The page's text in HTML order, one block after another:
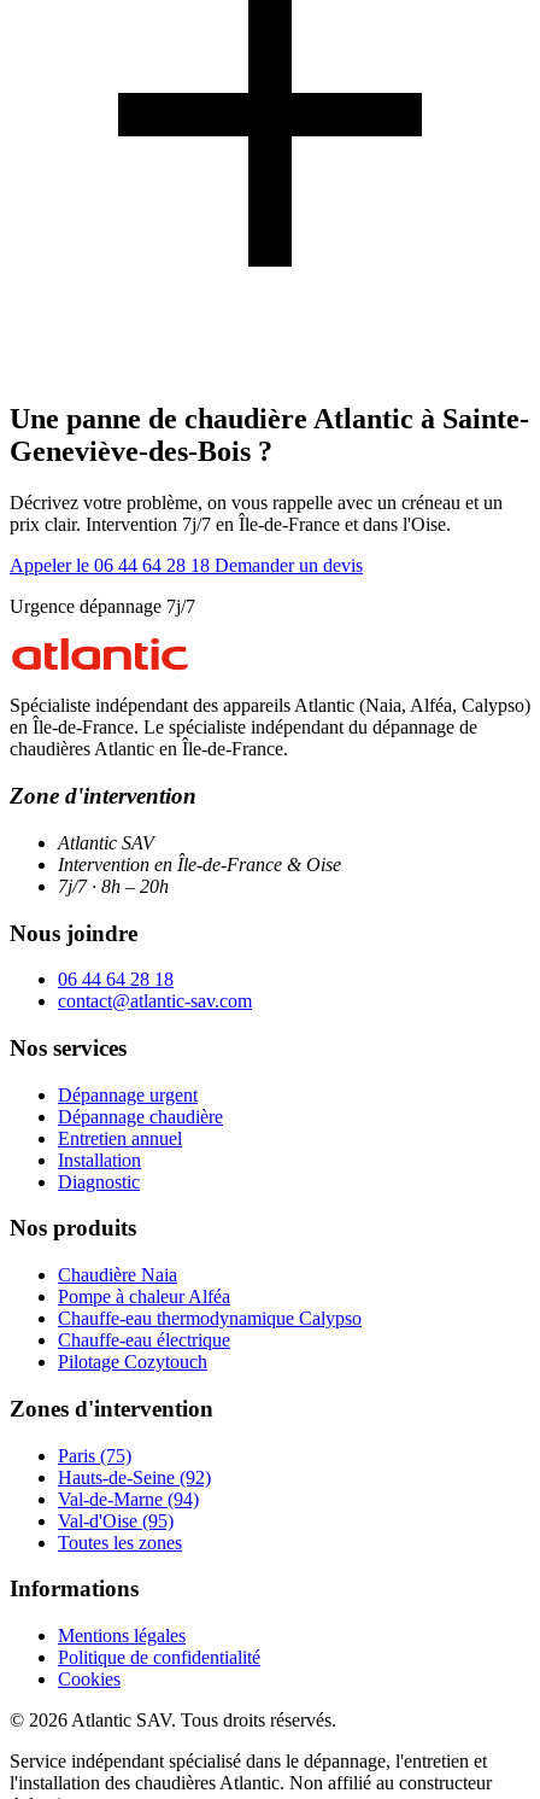
Une panne de chaudière Atlantic à Sainte-
Geneviève-des-Bois ?
Décrivez votre problème, on vous rappelle avec un créneau et un
prix clair. Intervention 7j/7 en Île-de-France et dans l'Oise.
Appeler le 06 44 64 28 18 Demander un devis
Urgence dépannage 7j/7
Spécialiste indépendant des appareils Atlantic (Naia, Alféa, Calypso)
en Île-de-France. Le spécialiste indépendant du dépannage de
chaudières Atlantic en Île-de-France.
Zone d'intervention
Atlantic SAV
Intervention en Île-de-France & Oise
7j/7 · 8h – 20h
Nous joindre
06 44 64 28 18
contact@atlantic-sav.com
Nos services
Dépannage urgent
Dépannage chaudière
Entretien annuel
Installation
Diagnostic
Nos produits
Chaudière Naia
Pompe à chaleur Alféa
Chauffe-eau thermodynamique Calypso
Chauffe-eau électrique
Pilotage Cozytouch
Zones d'intervention
Paris (75)
Hauts-de-Seine (92)
Val-de-Marne (94)
Val-d'Oise (95)
Toutes les zones
Informations
Mentions légales
Politique de confidentialité
Cookies
© 2026 Atlantic SAV. Tous droits réservés.
Service indépendant spécialisé dans le dépannage, l'entretien et
l'installation des chaudières Atlantic. Non affilié au constructeur